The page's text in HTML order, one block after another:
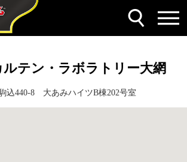
テン・ラボラトリー大網
込440-8 大あみハイツB棟202号室